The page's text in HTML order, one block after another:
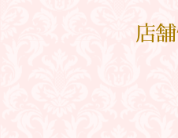
店